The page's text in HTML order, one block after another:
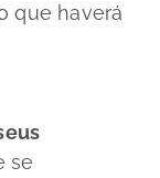
que haverá
se